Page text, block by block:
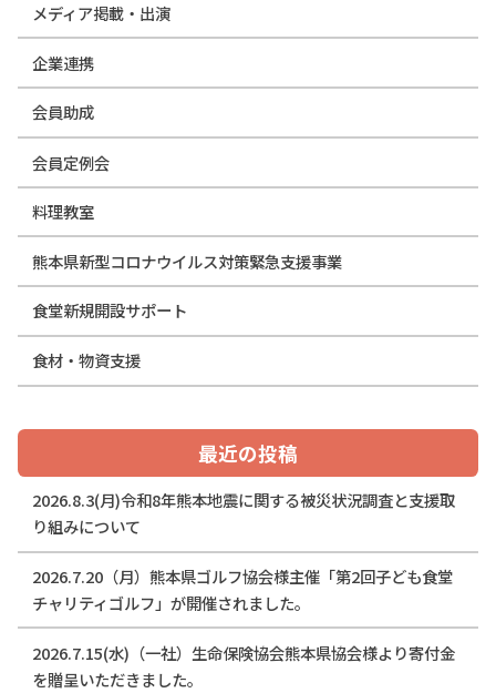
メディア掲載・出演
企業連携
会員助成
会員定例会
料理教室
熊本県新型コロナウイルス対策緊急支援事業
食堂新規開設サポート
食材・物資支援
最近の投稿
2026.8.3(月)令和8年熊本地震に関する被災状況調査と支援取
り組みについて
2026.7.20（月）熊本県ゴルフ協会様主催「第2回子ども食堂
チャリティゴルフ」が開催されました。
2026.7.15(水)（一社）生命保険協会熊本県協会様より寄付金
を贈呈いただきました。